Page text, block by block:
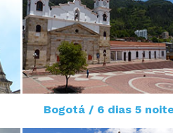
Bogotá / 6 dias 5